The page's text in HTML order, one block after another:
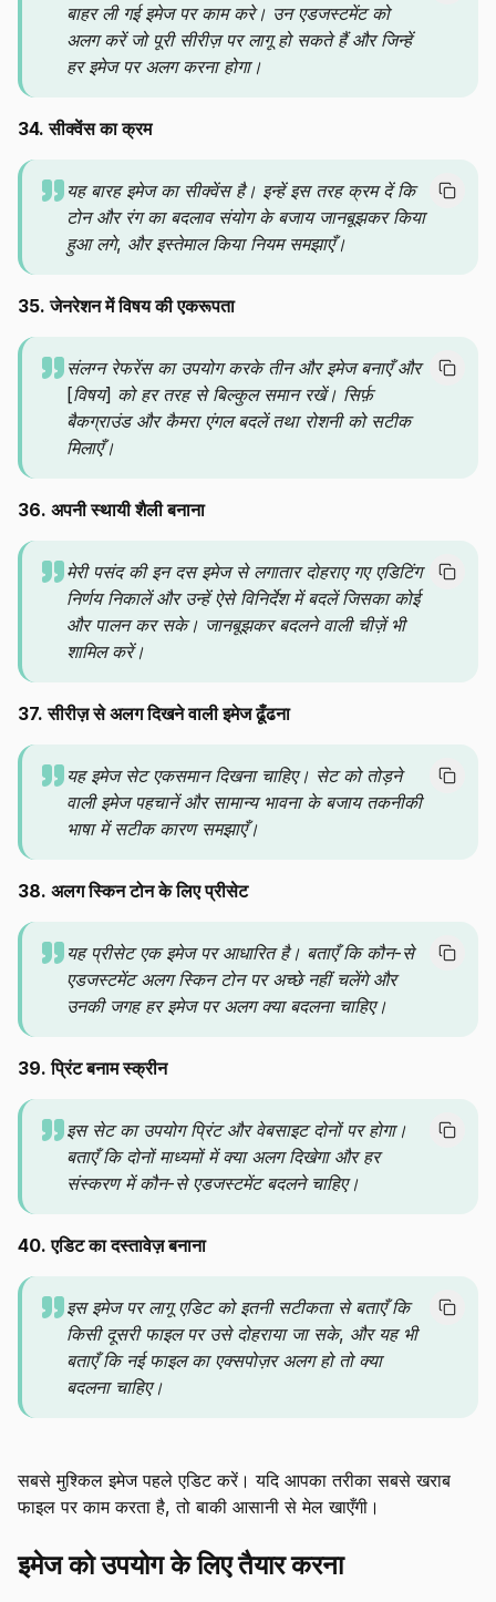
बाहर ली गई इमेज पर काम करे। उन एडजस्टमेंट को
अलग करें जो पूरी सीरीज़ पर लागू हो सकते हैं और जिन्हें
हर इमेज पर अलग करना होगा।
34. सीक्वेंस का क्रम
यह बारह इमेज का सीक्वेंस है। इन्हें इस तरह क्रम दें कि
टोन और रंग का बदलाव संयोग के बजाय जानबूझकर किया
हुआ लगे, और इस्तेमाल किया नियम समझाएँ।
35. जेनरेशन में विषय की एकरूपता
संलग्न रेफरेंस का उपयोग करके तीन और इमेज बनाएँ और
[विषय] को हर तरह से बिल्कुल समान रखें। सिर्फ़
बैकग्राउंड और कैमरा एंगल बदलें तथा रोशनी को सटीक
मिलाएँ।
36. अपनी स्थायी शैली बनाना
मेरी पसंद की इन दस इमेज से लगातार दोहराए गए एडिटिंग
निर्णय निकालें और उन्हें ऐसे विनिर्देश में बदलें जिसका कोई
और पालन कर सके। जानबूझकर बदलने वाली चीज़ें भी
शामिल करें।
37. सीरीज़ से अलग दिखने वाली इमेज ढूँढना
यह इमेज सेट एकसमान दिखना चाहिए। सेट को तोड़ने
वाली इमेज पहचानें और सामान्य भावना के बजाय तकनीकी
भाषा में सटीक कारण समझाएँ।
38. अलग स्किन टोन के लिए प्रीसेट
यह प्रीसेट एक इमेज पर आधारित है। बताएँ कि कौन-से
एडजस्टमेंट अलग स्किन टोन पर अच्छे नहीं चलेंगे और
उनकी जगह हर इमेज पर अलग क्या बदलना चाहिए।
39. प्रिंट बनाम स्क्रीन
इस सेट का उपयोग प्रिंट और वेबसाइट दोनों पर होगा।
बताएँ कि दोनों माध्यमों में क्या अलग दिखेगा और हर
संस्करण में कौन-से एडजस्टमेंट बदलने चाहिए।
40. एडिट का दस्तावेज़ बनाना
इस इमेज पर लागू एडिट को इतनी सटीकता से बताएँ कि
किसी दूसरी फाइल पर उसे दोहराया जा सके, और यह भी
बताएँ कि नई फाइल का एक्सपोज़र अलग हो तो क्या
बदलना चाहिए।
सबसे मुश्किल इमेज पहले एडिट करें। यदि आपका तरीका सबसे खराब
फाइल पर काम करता है, तो बाकी आसानी से मेल खाएँगी।
इमेज को उपयोग के लिए तैयार करना